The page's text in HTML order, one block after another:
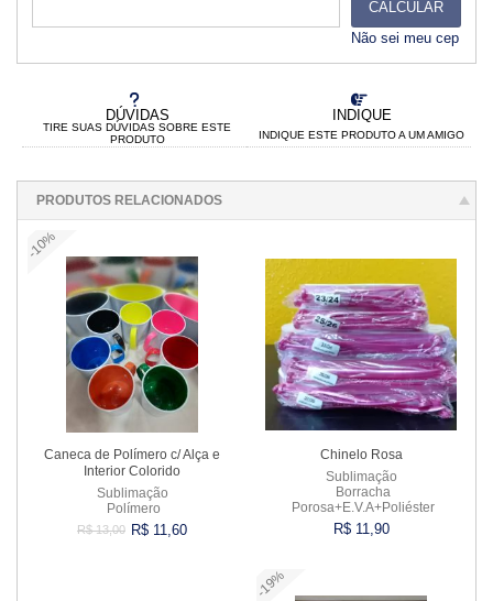
DÚVIDAS
TIRE SUAS DÚVIDAS SOBRE ESTE
PRODUTO
INDIQUE
INDIQUE ESTE PRODUTO A UM AMIGO
CALCULAR
Não sei meu cep
PRODUTOS RELACIONADOS
-10%
Caneca de Polímero c/ Alça e
Interior Colorido
Sublimação
Polímero
R$ 13,00 R$ 11,60
Chinelo Rosa
Sublimação
Borracha
Porosa+E.V.A+Poliéster
R$ 11,90
-19%